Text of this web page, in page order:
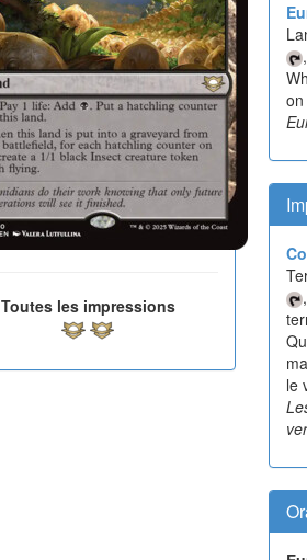
Toutes les impressions
le